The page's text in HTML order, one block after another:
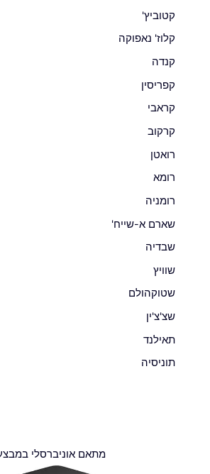
קטוביץ'
קלוז' נאפוקה
קנדה
קפריסין
קראבי
קרקוב
רואטן
רומא
רומניה
שארם א-שייח'
שבדיה
שוויץ
שטוקהולם
שצ'צ'ין
תאילנד
תוניסיה
מתאם אוניברסלי במבצע